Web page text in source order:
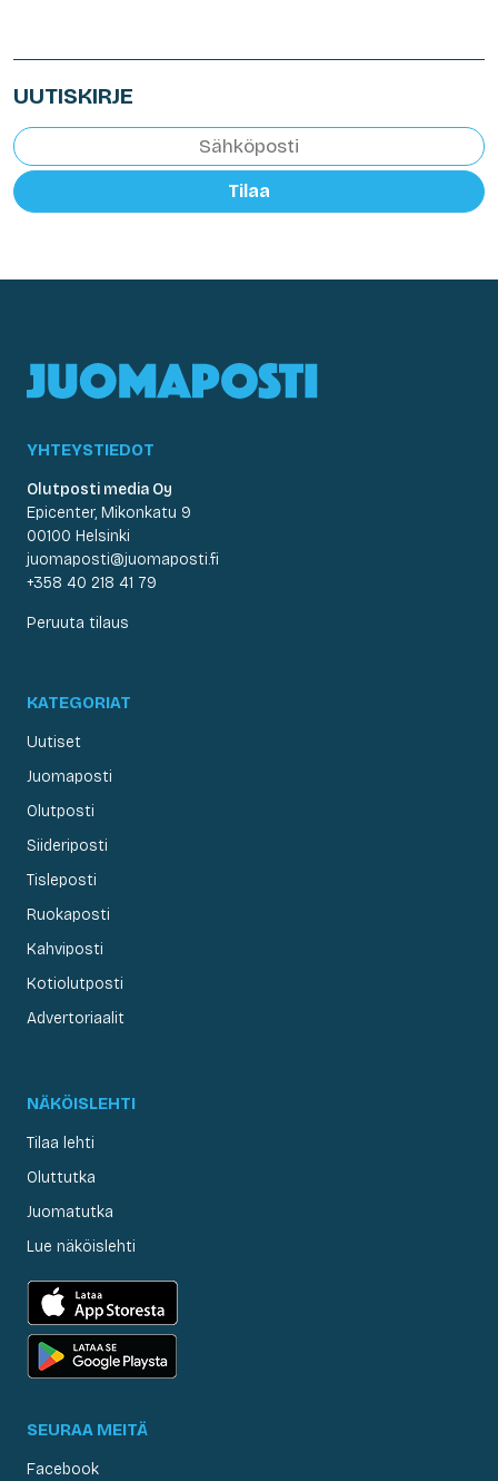
UUTISKIRJE
Tilaa
YHTEYSTIEDOT
Olutposti media Oy
Epicenter, Mikonkatu 9
00100 Helsinki
juomaposti@juomaposti.fi
+358 40 218 41 79
Peruuta tilaus
KATEGORIAT
Uutiset
Juomaposti
Olutposti
Siideriposti
Tisleposti
Ruokaposti
Kahviposti
Kotiolutposti
Advertoriaalit
NÄKÖISLEHTI
Tilaa lehti
Oluttutka
Juomatutka
Lue näköislehti
SEURAA MEITÄ
Facebook